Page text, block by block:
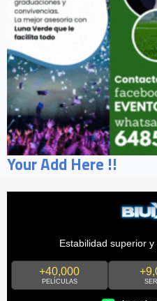
Your Add Here !!
Estabilidad superior
+40,000
PELÍCULAS